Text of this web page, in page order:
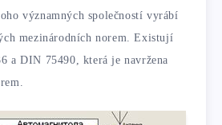
významných společností vyrábí
mezinárodních norem. Existují
a DIN 75490, která je navržena